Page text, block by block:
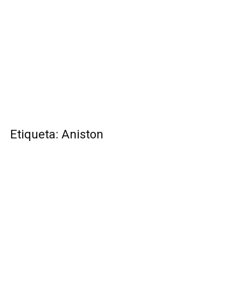
Etiqueta: Aniston